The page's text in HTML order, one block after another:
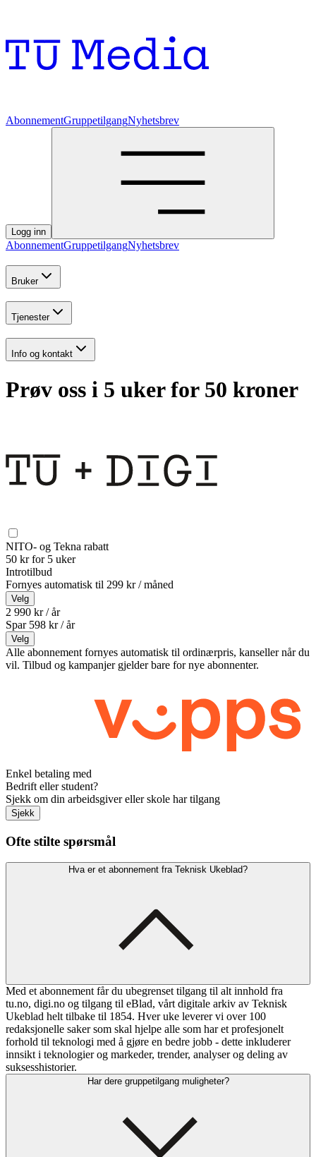
AbonnementGruppetilgangNyhetsbrev
Logg inn
AbonnementGruppetilgangNyhetsbrev
Bruker
Tjenester
Info og kontakt
Prøv oss i 5 uker for 50 kroner
NITO- og Tekna rabatt
50 kr for 5 uker
Introtilbud
Fornyes automatisk til 299 kr / måned
Velg
2 990 kr / år
Spar 598 kr /år
Velg
Alle abonnement fornyes automatisk til ordinærpris, kanseller når du
vil. Tilbud og kampanjer gjelder bare for nye abonnenter.
Enkel betaling med
Bedrift eller student?
Sjekk om din arbeidsgiver eller skole har tilgang
Sjekk
Ofte stilte spørsmål
Hva er et abonnement fra Teknisk Ukeblad?
Med et abonnement får du ubegrenset tilgang til alt innhold fra
tu.no, digi.no og tilgang til eBlad, vårt digitale arkiv av Teknisk
Ukeblad helt tilbake til 1854. Hver uke leverer vi over 100
redaksjonelle saker som skal hjelpe alle som har et profesjonelt
forhold til teknologi med å gjøre en bedre jobb - dette inkluderer
innsikt i teknologier og markeder, trender, analyser og deling av
suksesshistorier.
Har dere gruppetilgang muligheter?